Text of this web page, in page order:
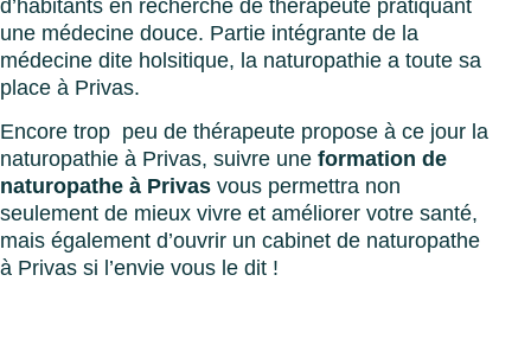
d’habitants en recherche de thérapeute pratiquant
une médecine douce. Partie intégrante de la
médecine dite holsitique, la naturopathie a toute sa
place à Privas.
Encore trop peu de thérapeute propose à ce jour la
naturopathie à Privas, suivre une formation de
naturopathe à Privas vous permettra non
seulement de mieux vivre et améliorer votre santé,
mais également d’ouvrir un cabinet de naturopathe
à Privas si l’envie vous le dit !